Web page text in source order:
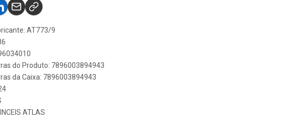
AT773/9
do Produto: 7896003894943
da Caixa: 7896003894943
ATLAS